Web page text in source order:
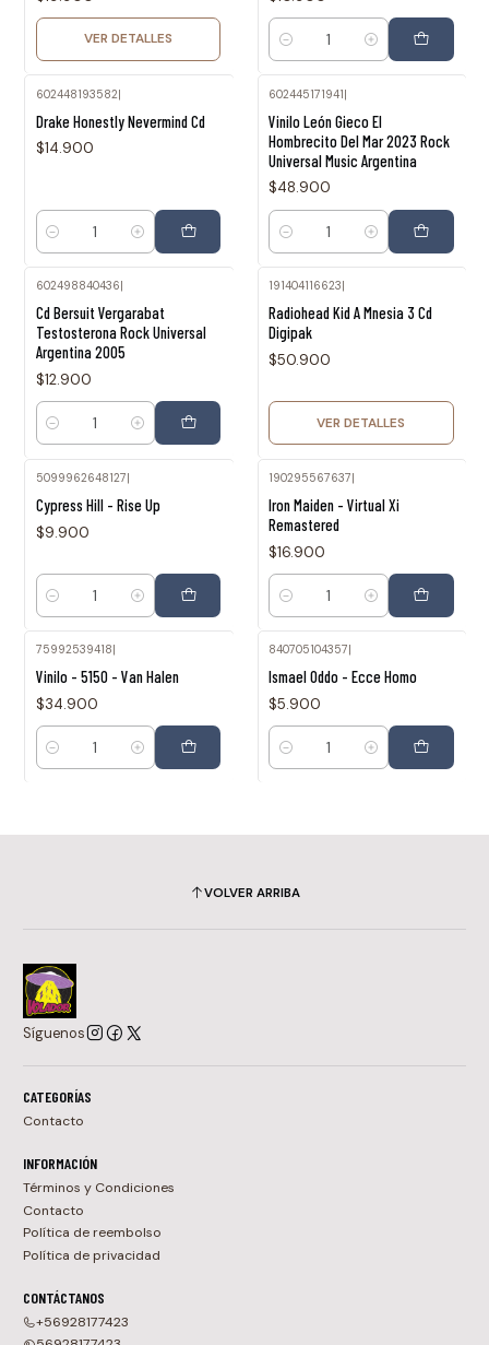
VER DETALLES
Cantidad
602448193582|
Drake Honestly Nevermind Cd
$14.900
Cantidad
602445171941|
Vinilo León Gieco El
Hombrecito Del Mar 2023 Rock
Universal Music Argentina
$48.900
Cantidad
602498840436
Cd Bersuit Vergarabat
Testosterona Rock Universal
Argentina 2005
$12.900
Cantidad
191404116623
Radiohead Kid A Mnesia 3 Cd
Digipak
$50.900
VER DETALLES
5099962648127|
Cypress Hill - Rise Up
$9.900
Cantidad
190295567637|
Iron Maiden - Virtual Xi
Remastered
$16.900
Cantidad
75992539418
Vinilo - 5150 - Van Halen
$34.900
Cantidad
840705104357
Ismael Oddo - Ecce Homo
$5.900
Cantidad
VOLVER ARRIBA
Síguenos
CATEGORÍAS
Contacto
INFORMACIÓN
Términos y Condiciones
Contacto
Política de reembolso
Política de privacidad
CONTÁCTANOS
+56928177423